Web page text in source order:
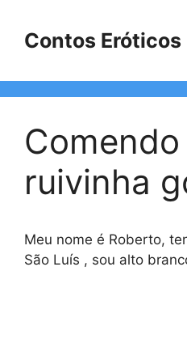
Contos Eróticos
Comendo
ruivinha
Meu nome é Roberto,
São Luís , sou alto